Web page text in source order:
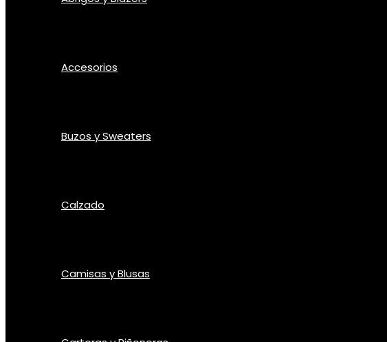
Accesorios
Buzos y Sweaters
Calzado
Camisas y Blusas